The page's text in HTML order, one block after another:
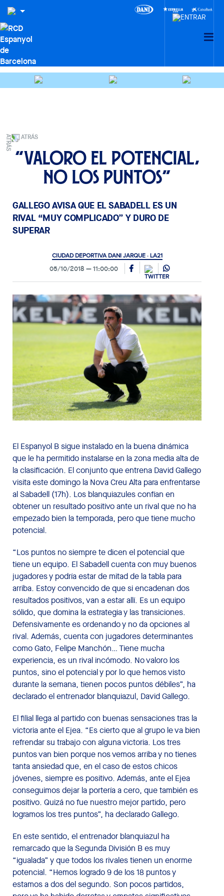
ATRÁS
“Valoro el potencial,
no los puntos”
GALLEGO AVISA QUE EL SABADELL ES UN
RIVAL “MUY COMPLICADO” Y DURO DE
SUPERAR
CIUDAD DEPORTIVA DANI JARQUE · LA21
05/10/2018 11:00:00
El Espanyol B sigue instalado en la buena dinámica
que le ha permitido instalarse en la zona media alta de
la clasificación. El conjunto que entrena David Gallego
visita este domingo la Nova Creu Alta para enfrentarse
al Sabadell (17h). Los blanquiazules confían en
obtener un resultado positivo ante un rival que no ha
empezado bien la temporada, pero que tiene mucho
potencial.
“Los puntos no siempre te dicen el potencial que
tiene un equipo. El Sabadell cuenta con muy buenos
jugadores y podría estar de mitad de la tabla para
arriba. Estoy convencido de que si encadenan dos
resultados positivos, van a estar allí. Es un equipo
sólido, que domina la estrategia y las transiciones.
Defensivamente es ordenando y no da opciones al
rival. Además, cuenta con jugadores determinantes
como Gato, Felipe Manchón… Tiene mucha
experiencia, es un rival incómodo. No valoro los
puntos, sino el potencial y por lo que hemos visto
durante la semana, tienen pocos puntos débiles”, ha
declarado el entrenador blanquiazul, David Gallego.
El filial llega al partido con buenas sensaciones tras la
victoria ante el Ejea. “Es cierto que al grupo le va bien
refrendar su trabajo con alguna victoria. Los tres
puntos van bien porque nos vemos arriba y no tienes
tanta ansiedad que, en el caso de estos chicos
jóvenes, siempre es positivo. Además, ante el Ejea
conseguimos dejar la portería a cero, que también es
positivo. Quizá no fue nuestro mejor partido, pero
logramos los tres puntos”, ha declarado Gallego.
En este sentido, el entrenador blanquiazul ha
remarcado que la Segunda División B es muy
“igualada” y que todos los rivales tienen un enorme
potencial. “Hemos logrado 9 de los 18 puntos y
estamos a dos del segundo. Son pocos partidos,